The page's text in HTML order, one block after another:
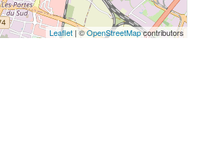
Leaflet | ©OpenStreetMapcontributors